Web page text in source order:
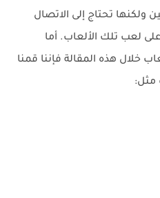
ولكنها تحتاج إلى الاتصال
لعب تلك الألعاب. أما
خلال هذه المقالة فإننا قمنا
مثل: